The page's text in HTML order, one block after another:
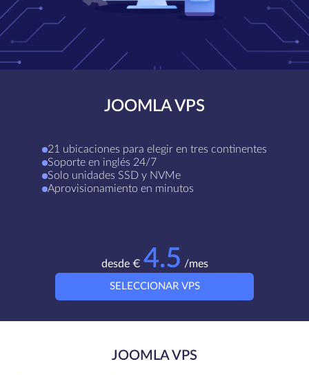
JOOMLA VPS
21 ubicaciones para elegir en tres continentes
Soporte en inglés 24/7
Solo unidades SSD y NVMe
Aprovisionamiento en minutos
desde € 4.5 /mes
SELECCIONAR VPS
JOOMLA VPS